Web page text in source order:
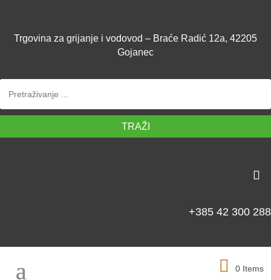
Trgovina za grijanje i vodovod – Braće Radić 12a, 42205
Gojanec
TRAŽI
+385 42 300 288
0 Items